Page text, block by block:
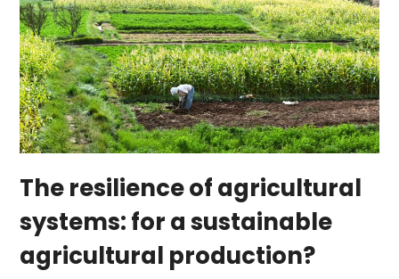
The resilience of agricultural
systems: for a sustainable
agricultural production?